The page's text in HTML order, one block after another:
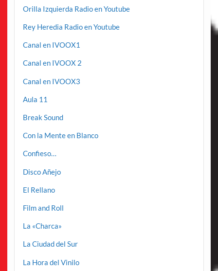
Orilla Izquierda Radio en Youtube
Rey Heredia Radio en Youtube
Canal en IVOOX1
Canal en IVOOX 2
Canal en IVOOX3
Aula 11
Break Sound
Con la Mente en Blanco
Confieso…
Disco Añejo
El Rellano
Film and Roll
La «Charca»
La Ciudad del Sur
La Hora del Vinilo